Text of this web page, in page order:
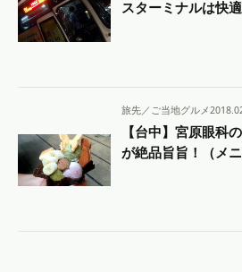
スターミナルは快
旅先／ご当地グルメ
【台中】宮原眼科
が絶品旨旨！（メニ